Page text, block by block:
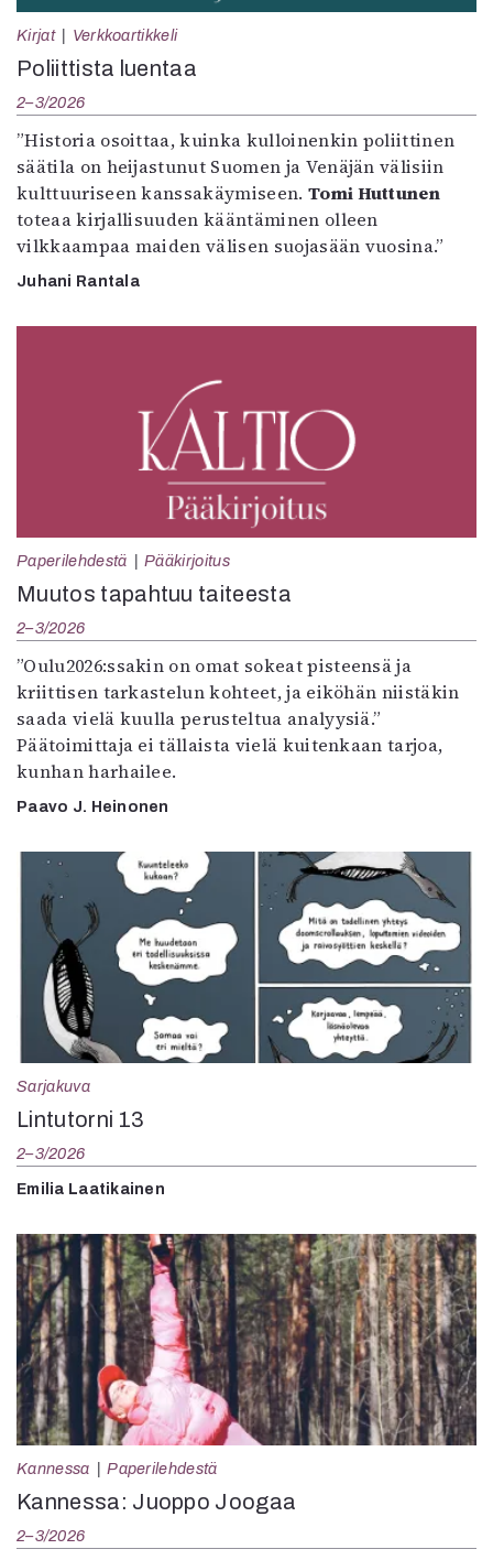
Kirjat Verkkoartikkeli
Poliittista luentaa
2–3/2026
”Historia osoittaa, kuinka kulloinenkin poliittinen
säätila on heijastunut Suomen ja Venäjän välisiin
kulttuuriseen kanssakäymiseen. Tomi Huttunen
toteaa kirjallisuuden kääntäminen olleen
vilkkaampaa maiden välisen suojasään vuosina.”
Juhani Rantala
Paperilehdestä Pääkirjoitus
Muutos tapahtuu taiteesta
2–3/2026
”Oulu2026:ssakin on omat sokeat pisteensä ja
kriittisen tarkastelun kohteet, ja eiköhän niistäkin
saada vielä kuulla perusteltua analyysiä.”
Päätoimittaja ei tällaista vielä kuitenkaan tarjoa,
kunhan harhailee.
Paavo J. Heinonen
Sarjakuva
Lintutorni 13
2–3/2026
Emilia Laatikainen
Kannessa Paperilehdestä
Kannessa: Juoppo Joogaa
2–3/2026